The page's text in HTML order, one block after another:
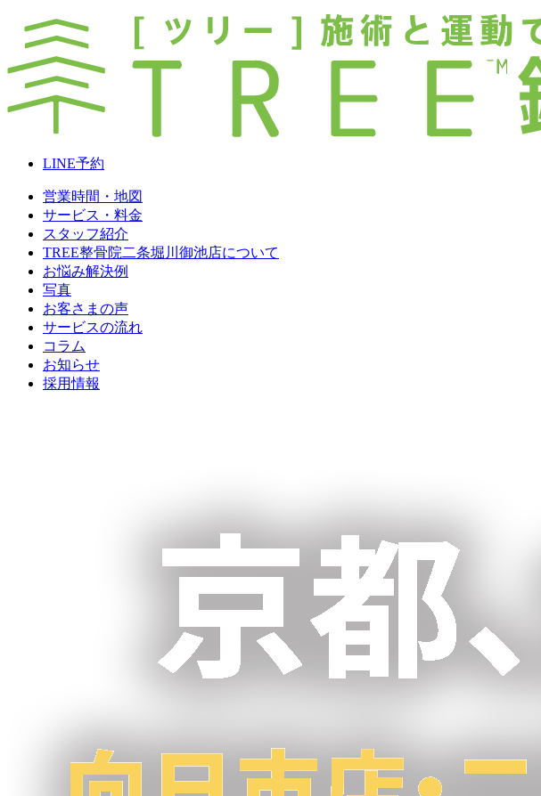
LINE予約
営業時間・地図
サービス・料金
スタッフ紹介
TREE整骨院二条堀川御池店について
お悩み解決例
写真
お客さまの声
サービスの流れ
コラム
お知らせ
採用情報